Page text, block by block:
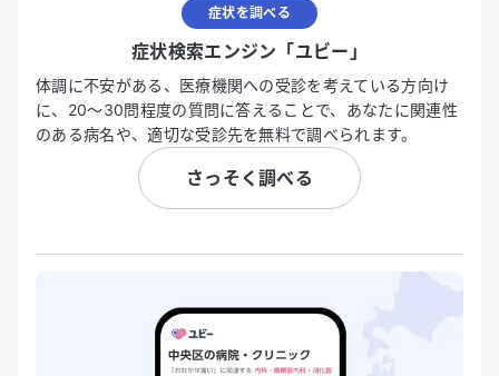
症状を調べる
症状検索エンジン「ユビー」
体調に不安がある、医療機関への受診を考えている方向け
に、20〜30問程度の質問に答えることで、あなたに関連性
のある病名や、適切な受診先を無料で調べられます。
さっそく調べる